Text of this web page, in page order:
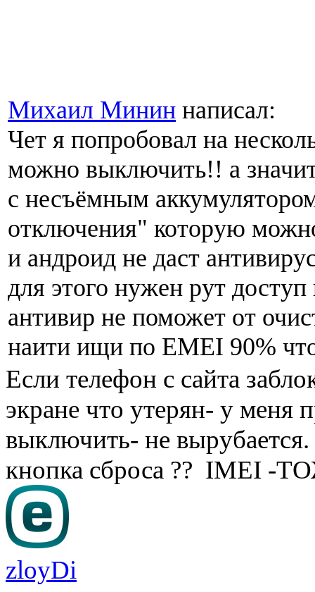
Михаил Минин написал:
Чет я попробовал на
можно выключить!! а
с несъёмным
отключения" которую
и андроид не даст
для этого нужен рут
антивир не поможет от
наити ищи по EMEI 90%
Если телефон с сайта
экране что утерян- у
выключить- не
кнопка сброса ??
zloyDi